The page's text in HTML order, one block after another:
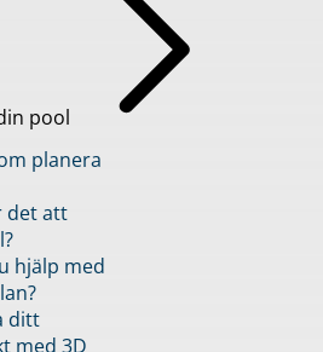
pool
planera
det att
hjälp med
ditt
med 3D